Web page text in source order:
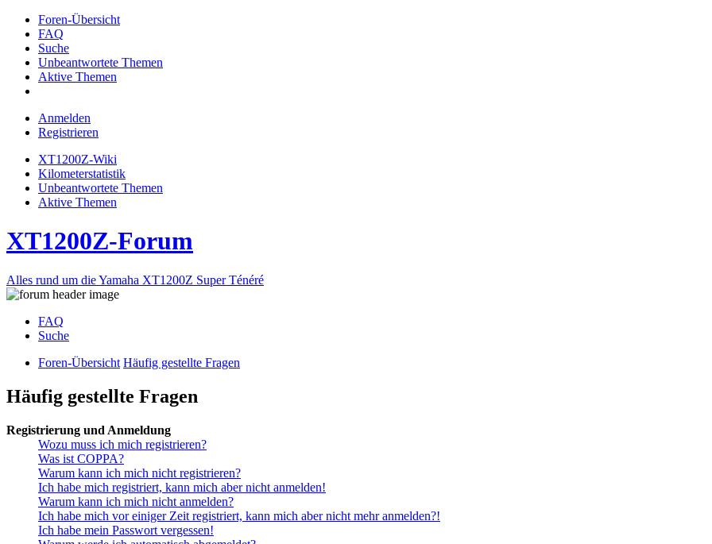
Foren-Übersicht
FAQ
Suche
Unbeantwortete Themen
Aktive Themen
Anmelden
Registrieren
XT1200Z-Wiki
Kilometerstatistik
Unbeantwortete Themen
Aktive Themen
XT1200Z-Forum
Alles rund um die Yamaha XT1200Z Super Ténéré
FAQ
Suche
Foren-Übersicht Häufig gestellte Fragen
Häufig gestellte Fragen
Registrierung und Anmeldung
Wozu muss ich mich registrieren?
Was ist COPPA?
Warum kann ich mich nicht registrieren?
Ich habe mich registriert, kann mich aber nicht anmelden!
Warum kann ich mich nicht anmelden?
Ich habe mich vor einiger Zeit registriert, kann mich aber nicht mehr anmelden?!
Ich habe mein Passwort vergessen!